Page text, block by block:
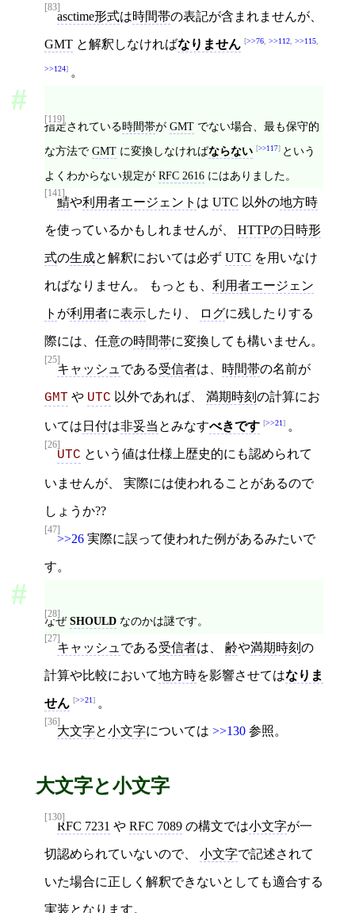
[83]
asctime形式は時間帯の表記が含まれませんが、
GMT と解釈しなければなりません >>76 >>112 >>115
>>124 。
[119]
指定されている時間帯が GMT でない場合、最も保守的
な方法で GMT に変換しなければならない >>117
という
よくわからない規定が RFC 2616 にはありました。
[141]
鯖や利用者エージェント は UTC 以外の地方時
を使っているかもしれませんが、 HTTPの日時形
式の生成と解釈においては必ず UTC を用いなけ
ればなりません。 もっとも、 利用者エージェン
ト が利用者に表示したり、 ログに残したりする
際には、任意の時間帯に変換しても構いません。
[25]
キャッシュ である受信者は、 時間帯の名前が
GMT や UTC 以外であれば、 満期時刻 の計算にお
いては 日付は非妥当 とみなすべきです >>21 。
[26]
UTC という値は仕様上歴史的にも認められて
いませんが、 実際には使われることがあるので
しょうか??
[47]
>>26 実際に誤って使われた例があるみたいで
す。
[28]
なぜSHOULD なのかは謎です。
[27]
キャッシュ である受信者は、 齢や満期時刻 の
計算や比較において地方時を影響させてはなりま
せん >>21 。
[36]
大文字と小文字については >>130 参照。
大文字と小文字
[130]
RFC 7231 や RFC 7089 の構文では小文字が一
切認められていないので、 小文字で記述されて
いた場合に正しく解釈できないとしても適合する
実装となります。